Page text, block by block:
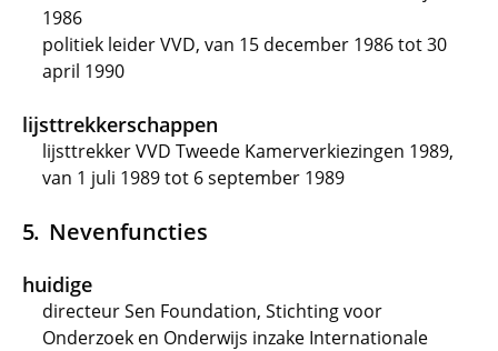
1986
politiek leider VVD, van 15 december 1986 tot 30
april 1990
lijsttrekkerschappen
lijsttrekker VVD Tweede Kamerverkiezingen 1989,
van 1 juli 1989 tot 6 september 1989
Nevenfuncties
huidige
directeur Sen Foundation, Stichting voor
Onderzoek en Onderwijs inzake Internationale